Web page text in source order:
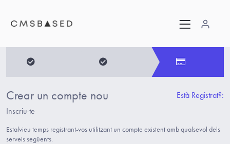
Crear un compte nou
Està Registrat?:
Inscriu-te
Estalvieu temps registrant-vos utilitzant un compte existent amb qualsevol dels
serveis següents.